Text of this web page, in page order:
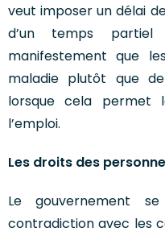
veut imposer un délai
d’un temps partiel
manifestement que
maladie plutôt que
lorsque cela
l’emploi.
Les droits des
Le gouvernement
contradiction avec les